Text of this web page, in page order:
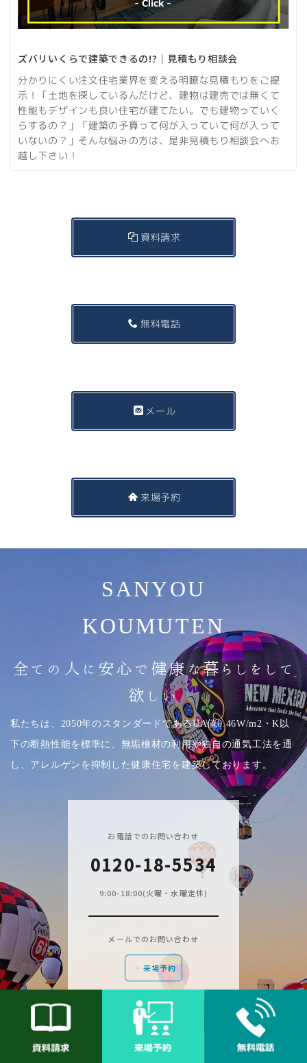
ズバリいくらで建築できるの!?｜見積もり相談会
分かりにくい注文住宅業界を変える明瞭な見積もりをご提
示！「土地を探しているんだけど、建物は建売では無くて
性能もデザインも良い住宅が建てたい。でも建物っていく
らするの？」「建築の予算って何が入っていて何が入って
いないの？」そんな悩みの方は、是非見積もり相談会へお
越し下さい！
資料請求
無料電話
メール
来場予約
SANYOU
KOUMUTEN
全ての人に安心で健康な暮らしをして
欲しい
私たちは、2050年のスタンダードであるUA値0.46W/m2・K以
下の断熱性能を標準に、無垢檜材の利用や独自の通気工法を通
し、アレルゲンを抑制した健康住宅を建築しております。
お電話でのお問い合わせ
0120-18-5534
9:00-18:00(火曜・水曜定休)
メールでのお問い合わせ
来場予約
Instagram